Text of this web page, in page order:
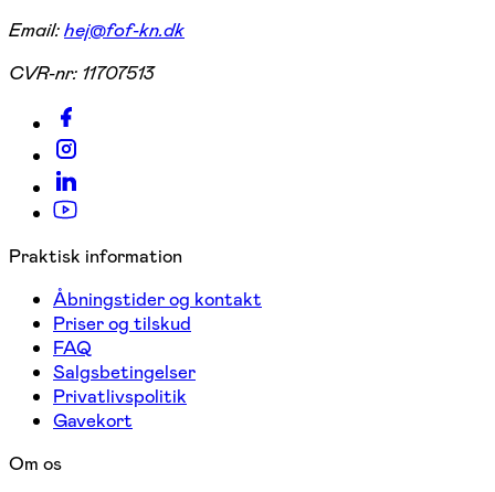
Email:hej@fof-kn.dk
CVR-nr: 11707513
Praktisk information
Åbningstider og kontakt
Priser og tilskud
FAQ
Salgsbetingelser
Privatlivspolitik
Gavekort
Om os